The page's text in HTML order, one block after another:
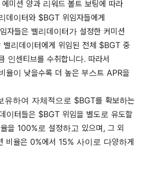
미션 양과 리워드 볼트 보팅에 따라
데이터와 $BGT 위임자들에게
자들은 밸리데이터가 설정한 커미션
밸리데이터에게 위임된 전체 $BGT 중
인센티브를 수취합니다. 따라서
율이 낮을수록 더 높은 부스트 APR을
유하여 자체적으로 $BGT를 확보하는
이터들은 $BGT 위임을 별도로 유도할
을 100%로 설정하고 있으며, 그 외
비율은 0%에서 15% 사이로 다양하게